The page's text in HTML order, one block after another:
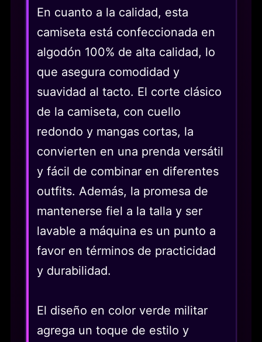
En cuanto a la calidad, esta
camiseta está confeccionada en
algodón 100% de alta calidad, lo
que asegura comodidad y
suavidad al tacto. El corte clásico
de la camiseta, con cuello
redondo y mangas cortas, la
convierten en una prenda versátil
y fácil de combinar en diferentes
outfits. Además, la promesa de
mantenerse fiel a la talla y ser
lavable a máquina es un punto a
favor en términos de practicidad
y durabilidad.
El diseño en color verde militar
agrega un toque de estilo y